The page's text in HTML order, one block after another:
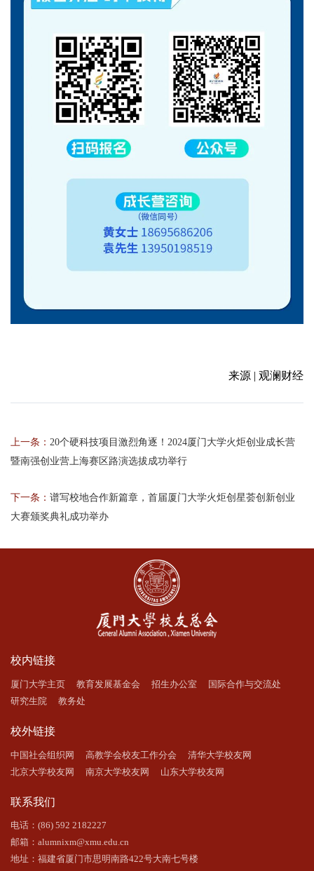
来源 | 观澜财经
上一条： 20个硬科技项目激烈角逐！2024厦门大学火炬创业成长营
暨南强创业营上海赛区路演选拔成功举行
下一条： 谱写校地合作新篇章，首届厦门大学火炬创星荟创新创业
大赛颁奖典礼成功举办
校内链接
厦门大学主页 教育发展基金会 招生办公室
国际合作与交流处
研究生院
教务处
校外链接
中国社会组织网 高教学会校友工作分会
清华大学校友网
北京大学校友网
南京大学校友网 山东大学校友网
联系我们
电话：(86) 592 2182227
邮箱：alumnixm@xmu.edu.cn
地址：福建省厦门市思明南路422号大南七号楼